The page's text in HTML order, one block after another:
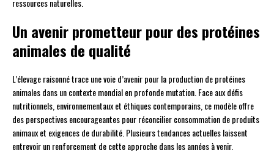
ressources naturelles.
Un avenir prometteur pour des protéines
animales de qualité
L’élevage raisonné trace une voie d’avenir pour la production de protéines
animales dans un contexte mondial en profonde mutation. Face aux défis
nutritionnels, environnementaux et éthiques contemporains, ce modèle offre
des perspectives encourageantes pour réconcilier consommation de produits
animaux et exigences de durabilité. Plusieurs tendances actuelles laissent
entrevoir un renforcement de cette approche dans les années à venir.